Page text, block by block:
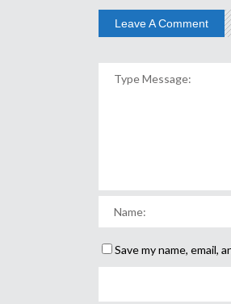
Leave A Comment
Save my name, email,